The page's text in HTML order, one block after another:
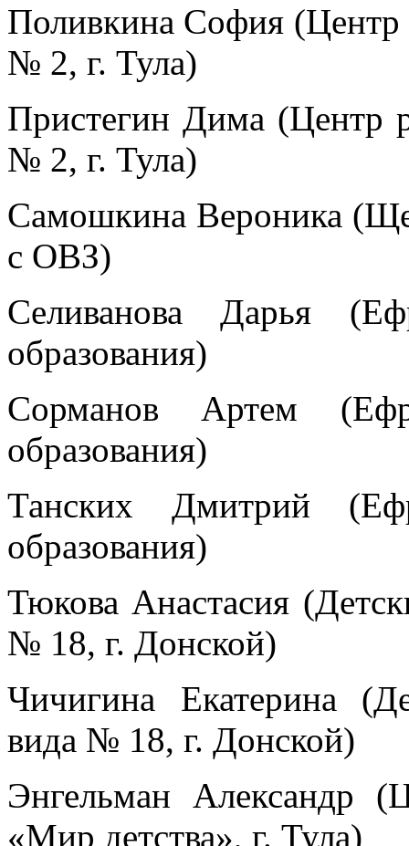
Поливкина София (Центр
№ 2, г. Тула)
Пристегин Дима (Центр
№ 2, г. Тула)
Самошкина Вероника
с ОВЗ)
Селиванова Дарья
образования)
Сорманов Артем
образования)
Танских Дмитрий
образования)
Тюкова Анастасия
№ 18, г. Донской)
Чичигина Екатерина
вида № 18, г. Донской)
Энгельман Александр
«Мир детства», г. Тула)